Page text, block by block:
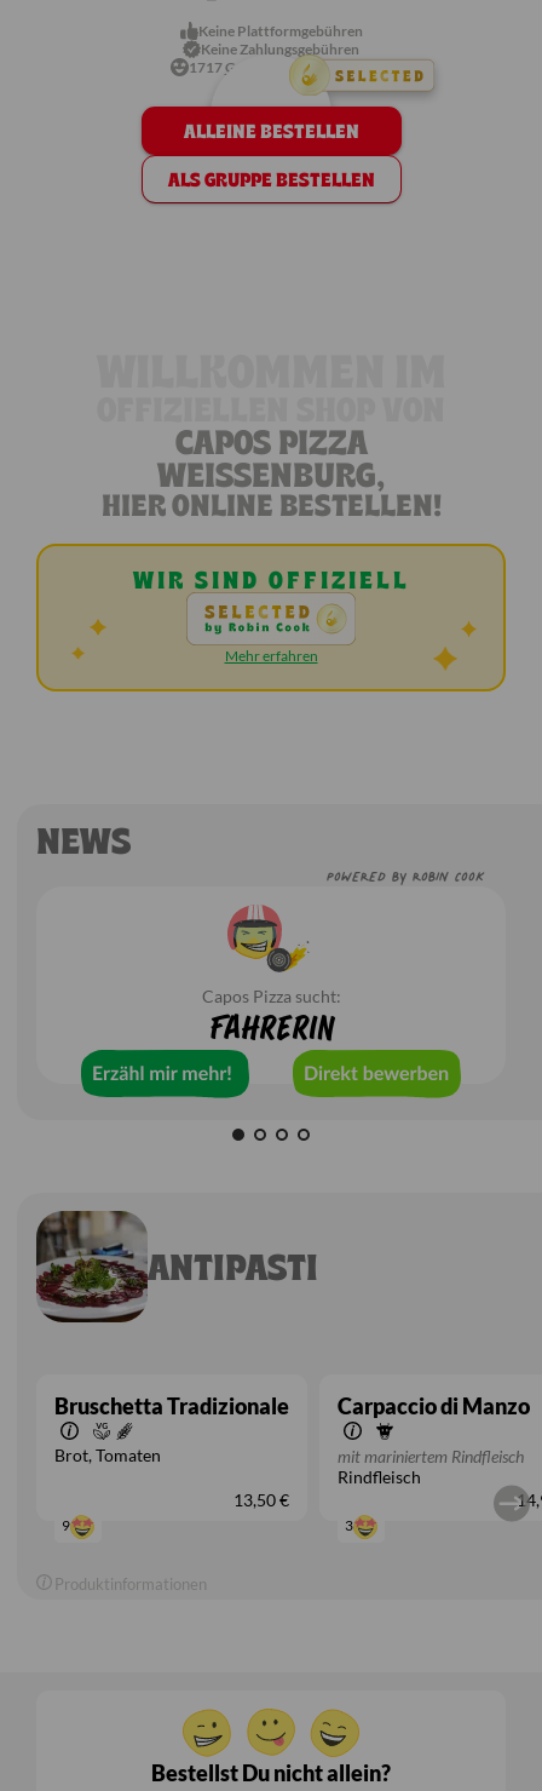
Vegetarisch Vegan Low Carb
Keine Plattformgebühren
Keine Zahlungsgebühren
1717Gerichtsempfehlungen
ALLEINE BESTELLEN
ALS GRUPPE BESTELLEN
CAPOS PIZZA
WEISSENBURG,
HIER ONLINE BESTELLEN!
WIR SIND OFFIZIELL
Mehr erfahren
NEWS
POWERED BY ROBIN COOK
Capos Pizza sucht:
FahrerIn
ANTIPASTI
Bruschetta Tradizionale
Brot Tomaten
13,50 €
9
Carpaccio di Manzo
mit mariniertem Rindfleisch
Rindfleisch
3
Produktinformationen
Bestellst Du nicht allein?